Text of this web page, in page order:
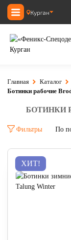
Курган
Главная Каталог
Ботинки рабочие
БОТИНКИ
Фильтры
ХИТ!